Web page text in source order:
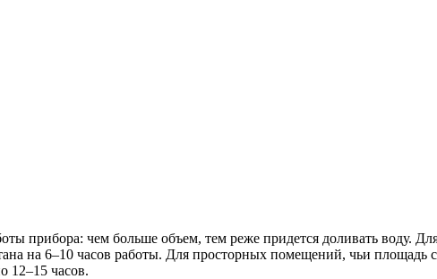
прибора: чем больше объем, тем реже придется доливать воду.
на 6–10 часов работы. Для просторных помещений, чьи площадь
12–15 часов.